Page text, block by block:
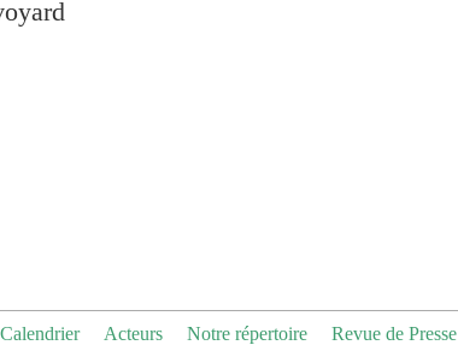
Calendrier Acteurs Notre répertoire Revue de Presse